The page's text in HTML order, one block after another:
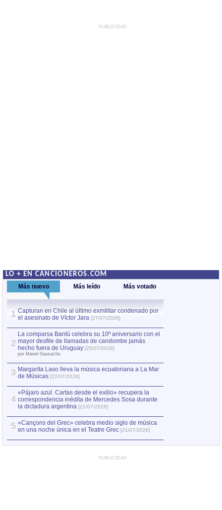
PUBLICIDAD
LO + EN CANCIONEROS.COM
Más nuevo Más leído Más votado
1 Capturan en Chile al último exmilitar condenado por
el asesinato de Víctor Jara [27/07/2026]
2
La comparsa Bantú celebra su 10º aniversario con el
mayor desfile de llamadas de candombe jamás
hecho fuera de Uruguay [25/07/2026]
por Manel Gausachs
3 Margarita Laso lleva la música ecuatoriana a La Mar
de Músicas [22/07/2026]
4
«Pájaro azul. Cartas desde el exilio» recupera la
correspondencia inédita de Mercedes Sosa durante
la dictadura argentina [21/07/2026]
5 «Cançons del Grec» celebra medio siglo de música
en una noche única en el Teatre Grec [21/07/2026]
PUBLICIDAD